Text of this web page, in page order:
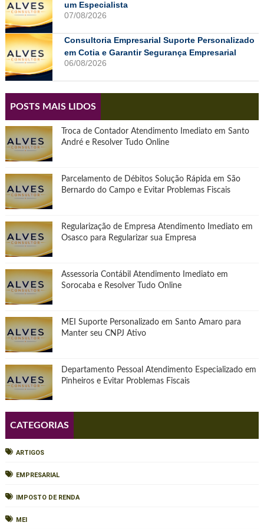
um Especialista
07/08/2026
Consultoria Empresarial Suporte Personalizado
em Cotia e Garantir Segurança Empresarial
06/08/2026
POSTS MAIS LIDOS
Troca de Contador Atendimento Imediato em Santo
André e Resolver Tudo Online
Parcelamento de Débitos Solução Rápida em São
Bernardo do Campo e Evitar Problemas Fiscais
Regularização de Empresa Atendimento Imediato em
Osasco para Regularizar sua Empresa
Assessoria Contábil Atendimento Imediato em
Sorocaba e Resolver Tudo Online
MEI Suporte Personalizado em Santo Amaro para
Manter seu CNPJ Ativo
Departamento Pessoal Atendimento Especializado em
Pinheiros e Evitar Problemas Fiscais
CATEGORIAS
ARTIGOS
EMPRESARIAL
IMPOSTO DE RENDA
MEI